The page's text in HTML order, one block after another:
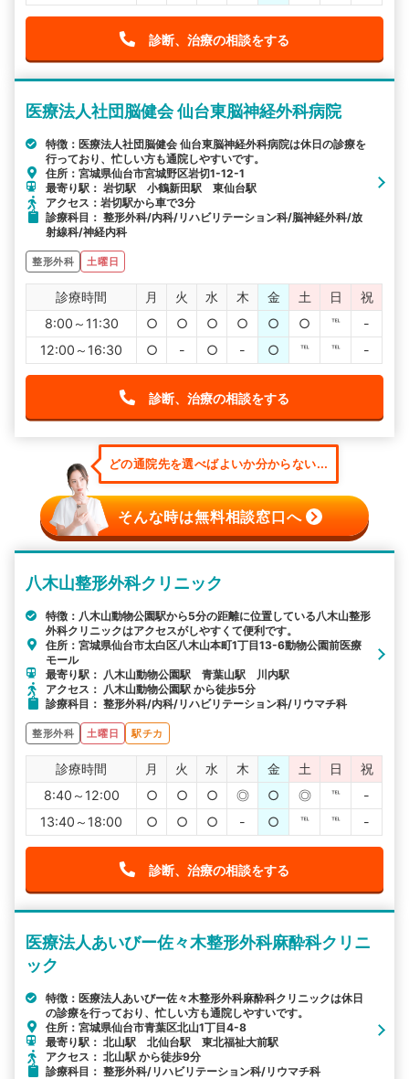
診断、治療の相談をする
医療法人社団脳健会 仙台東脳神経外科病院
特徴：医療法人社団脳健会 仙台東脳神経外科病院は休日の診療を
行っており、忙しい方も通院しやすいです。
住所：宮城県仙台市宮城野区岩切1-12-1
最寄り駅： 岩切駅 小鶴新田駅 東仙台駅
アクセス：岩切駅から車で3分
診療科目： 整形外科/内科/リハビリテーション科/脳神経外科/放
射線科/神経内科
整形外科 土曜日
診療時間 月 火 水 木 金 土 日
祝
8:00～11:30
○ ○ ○ ○ ○ ○ ℡
-
12:00～16:30
○ - ○ - ○ ℡ ℡ -
診断、治療の相談をする
どの通院先を選べばよいか分からない...
そんな時は無料相談窓口へ
八木山整形外科クリニック
特徴：八木山動物公園駅から5分の距離に位置している八木山整形
外科クリニックはアクセスがしやすくて便利です。
住所：宮城県仙台市太白区八木山本町1丁目13-6動物公園前医療
モール
最寄り駅： 八木山動物公園駅 青葉山駅 川内駅
アクセス： 八木山動物公園駅 から徒歩5分
診療科目： 整形外科/内科/リハビリテーション科/リウマチ科
整形外科 土曜日 駅チカ
診療時間 月 火 水 木 金 土 日
祝
8:40～12:00
○ ○ ○ ◎ ○ ◎ ℡
-
13:40～18:00
○ ○ ○ - ○ ℡ ℡ -
診断、治療の相談をする
医療法人あいびー佐々木整形外科麻酔科クリニ
ック
特徴：医療法人あいびー佐々木整形外科麻酔科クリニックは休日
の診療を行っており、忙しい方も通院しやすいです。
住所：宮城県仙台市青葉区北山1丁目4-8
最寄り駅： 北山駅 北仙台駅 東北福祉大前駅
アクセス： 北山駅 から徒歩9分
診療科目： 整形外科/リハビリテーション科/リウマチ科